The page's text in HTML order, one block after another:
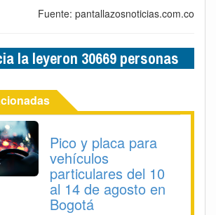
Fuente: pantallazosnoticias.com.co
la leyeron 30669 personas
Pico y placa para
vehículos
particulares del 10
al 14 de agosto en
Bogotá